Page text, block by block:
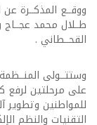
ووقــع المذكــرة
طــلال محمد عجــاج
القحــطاني .
وستتــولى
على مرحلتين لرفع
للمواطنين وتطوير
التقنيات والنظم